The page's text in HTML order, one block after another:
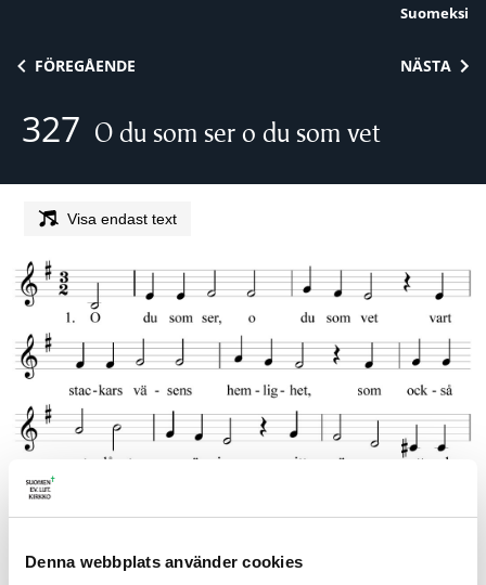
Denna webbplats använder cookies
Suomeksi
FÖREGÅENDE NÄSTA
327 O du som ser o du som vet
Visa endast text